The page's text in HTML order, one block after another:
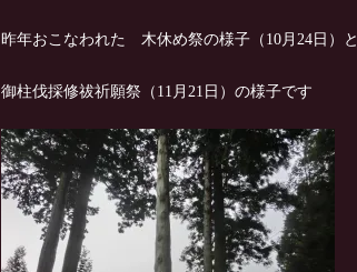
昨年おこなわれた 木休め祭の様子（10月24日）と
御柱伐採修祓祈願祭（11月21日）の様子です